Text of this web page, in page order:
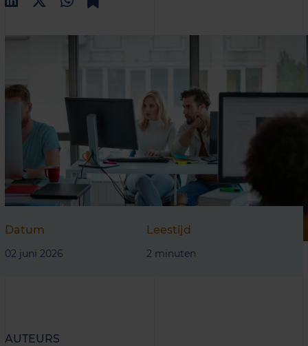
Datum
02 juni 2026
Leestijd
2 minuten
AUTEURS